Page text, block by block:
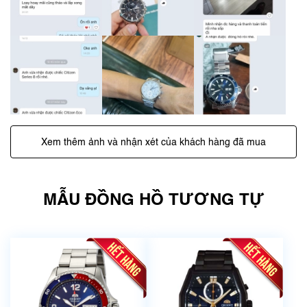
Xem thêm ảnh và nhận xét của khách hàng đã mua
MẪU ĐỒNG HỒ TƯƠNG TỰ